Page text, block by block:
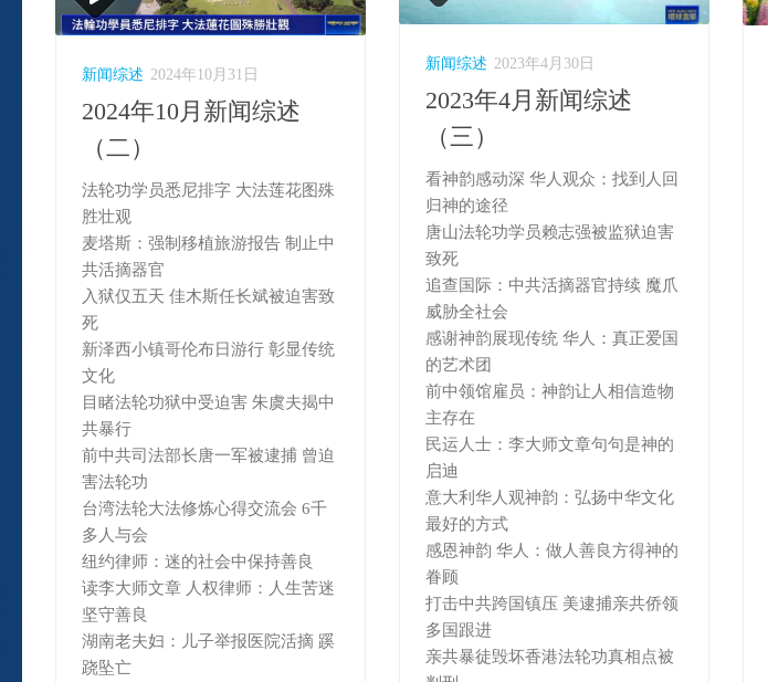
新闻综述 2024年10月31日
2024年10月新闻综述
（二）
法轮功学员悉尼排字 大法莲花图殊
胜壮观
麦塔斯：强制移植旅游报告 制止中
共活摘器官
入狱仅五天 佳木斯任长斌被迫害致
死
新泽西小镇哥伦布日游行 彰显传统
文化
目睹法轮功狱中受迫害 朱虞夫揭中
共暴行
前中共司法部长唐一军被逮捕 曾迫
害法轮功
台湾法轮大法修炼心得交流会 6千
多人与会
纽约律师：迷的社会中保持善良
读李大师文章 人权律师：人生苦迷
坚守善良
湖南老夫妇：儿子举报医院活摘 蹊
跷坠亡
新闻综述 2023年4月30日
2023年4月新闻综述
（三）
看神韵感动深 华人观众：找到人回
归神的途径
唐山法轮功学员赖志强被监狱迫害
致死
追查国际：中共活摘器官持续 魔爪
威胁全社会
感谢神韵展现传统 华人：真正爱国
的艺术团
前中领馆雇员：神韵让人相信造物
主存在
民运人士：李大师文章句句是神的
启迪
意大利华人观神韵：弘扬中华文化
最好的方式
感恩神韵 华人：做人善良方得神的
眷顾
打击中共跨国镇压 美逮捕亲共侨领
多国跟进
亲共暴徒毁坏香港法轮功真相点被